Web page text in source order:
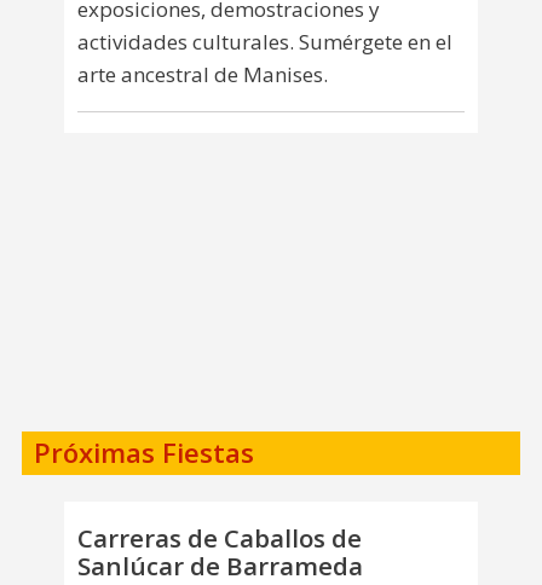
exposiciones, demostraciones y
actividades culturales. Sumérgete en el
arte ancestral de Manises.
Próximas Fiestas
Carreras de Caballos de
Sanlúcar de Barrameda